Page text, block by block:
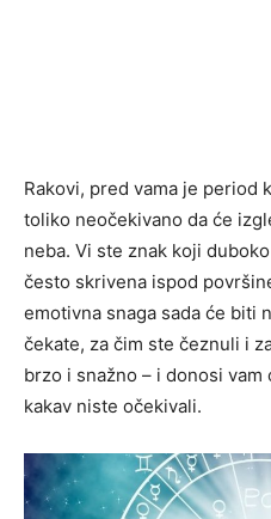
Rakovi, pred vama je period
toliko neočekivano da će
neba. Vi ste znak koji
često skrivena ispod
emotivna snaga sada će biti
čekate, za čim ste čeznuli i
brzo i snažno – i donosi
kakav niste očekivali.